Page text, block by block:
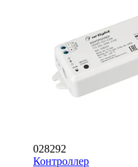
028292
Контроллер